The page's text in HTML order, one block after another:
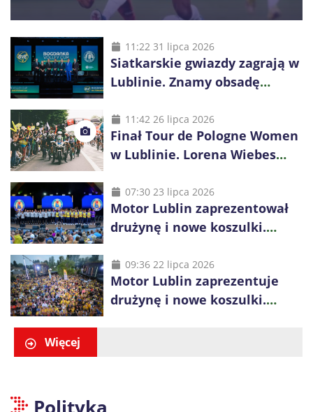
11:22 31 lipca 2026
Siatkarskie gwiazdy zagrają w
Lublinie. Znamy obsadę
11:42 26 lipca 2026
Finał Tour de Pologne Women
w Lublinie. Lorena Wiebes
07:30 23 lipca 2026
Motor Lublin zaprezentował
drużynę i nowe koszulki.
zespół w sezonie 2026/27
09:36 22 lipca 2026
Motor Lublin zaprezentuje
drużynę i nowe koszulki.
Więcej